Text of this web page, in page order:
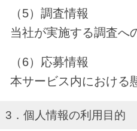
（5）調査情報
当社が実施する調査へ
（6）応募情報
本サービス内における
3．個人情報の利用目的